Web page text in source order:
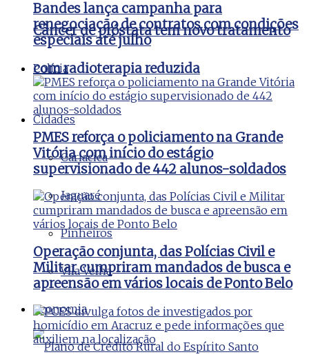
Câncer de próstata tem novo tratamento
com radioterapia reduzida
Cidades
Cariacica
Jaguaré
Pinheiros
Vila Velha
Economia
Bandes lança campanha para
renegociação de contratos com condições
especiais até julho
Polícia
PMES reforça o policiamento na Grande
Vitória com início do estágio
supervisionado de 442 alunos-soldados
Operação conjunta, das Polícias Civil e
Militar cumpriram mandados de busca e
apreensão em vários locais de Ponto Belo